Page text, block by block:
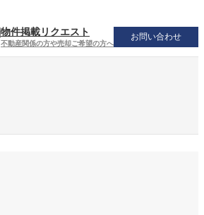
物件掲載リクエスト
不動産関係の方や売却ご希望の方へ
お問い合わせ